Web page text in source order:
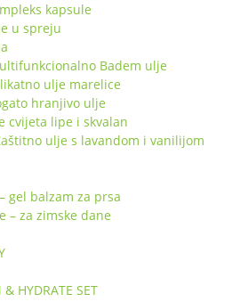
kapsule
u spreju
Badem ulje
ulje marelice
hranjivo ulje
cvijeta lipe i skvalan
ulje s lavandom i vanilijom
gel balzam za prsa
– za zimske dane
HYDRATE SET